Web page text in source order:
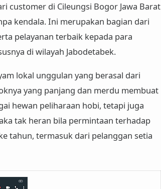
customer di Cileungsi Bogor Jawa Barat
kendala. Ini merupakan bagian dari
pelayanan terbaik kepada para
di wilayah Jabodetabek.
lokal unggulan yang berasal dari
yang panjang dan merdu membuat
hewan peliharaan hobi, tetapi juga
tak heran bila permintaan terhadap
tahun, termasuk dari pelanggan setia